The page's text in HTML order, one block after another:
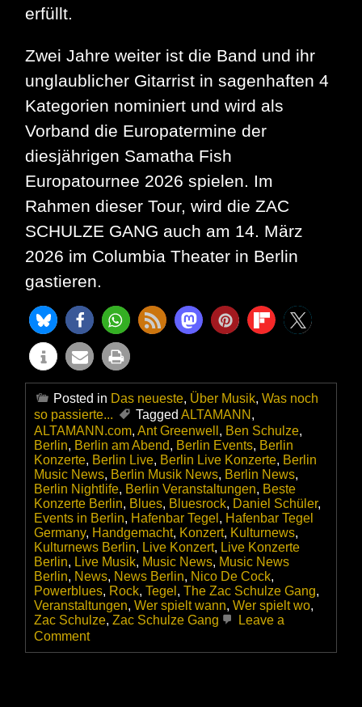
erfüllt.
Zwei Jahre weiter ist die Band und ihr
unglaublicher Gitarrist in sagenhaften 4
Kategorien nominiert und wird als
Vorband die Europatermine der
diesjährigen Samatha Fish
Europatournee 2026 spielen. Im
Rahmen dieser Tour, wird die ZAC
SCHULZE GANG auch am 14. März
2026 im Columbia Theater in Berlin
gastieren.
Posted in Das neueste, Über Musik, Was noch
so passierte...
Tagged ALTAMANN ,
ALTAMANN.com, Ant Greenwell , Ben Schulze,
Berlin, Berlin am Abend, Berlin Events, Berlin
Konzerte, Berlin Live, Berlin Live Konzerte, Berlin
Music News, Berlin Musik News, Berlin News,
Berlin Nightlife, Berlin Veranstaltungen, Beste
Konzerte Berlin, Blues, Bluesrock, Daniel Schüler,
Events in Berlin, Hafenbar Tegel , Hafenbar Tegel
Germany, Handgemacht, Konzert, Kulturnews,
Kulturnews Berlin, Live Konzert, Live Konzerte
Berlin, Live Musik, Music News, Music News
Berlin, News, News Berlin, Nico De Cock,
Powerblues, Rock, Tegel , The Zac Schulze Gang,
Veranstaltungen, Wer spielt wann, Wer spielt wo,
Zac Schulze, Zac Schulze Gang
Leave a
Commenton
Die